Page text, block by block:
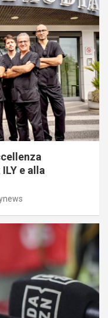
e alla